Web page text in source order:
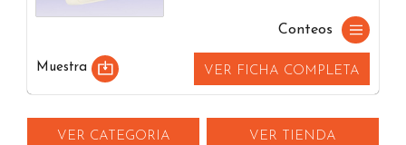
Conteos
Muestra VER FICHA COMPLETA
VER CATEGORIA
VER TIENDA